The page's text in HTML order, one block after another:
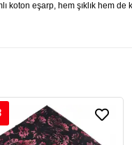
koton eşarp, hem şıklık hem